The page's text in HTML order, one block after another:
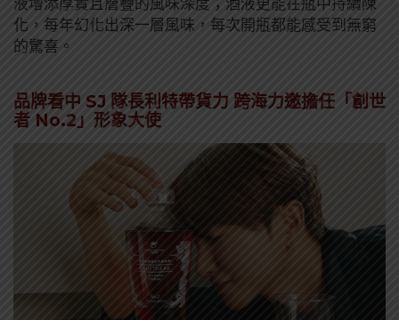
化，每年幻化出深一層風味，每次開瓶都能感受到無窮
的驚喜。
品牌看中 SJ 隊長利特帶貨力 跨海力邀擔任「創世
者 No.2」形象大使